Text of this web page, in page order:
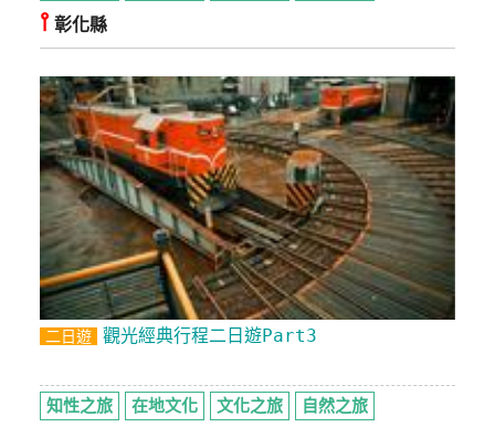
⫯ 彰化縣
二日遊 觀光經典行程二日遊Part3
知性之旅 在地文化 文化之旅 自然之旅